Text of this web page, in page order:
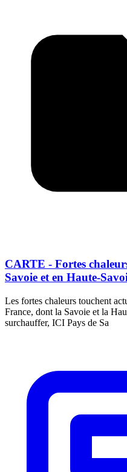
CARTE - Fortes
Savoie et en Haute-
Les fortes chaleurs touchent
France, dont la Savoie et la
surchauffer, ICI Pays de Sa